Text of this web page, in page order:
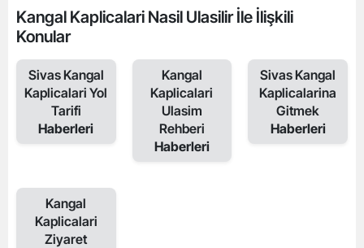
Kangal Kaplicalari Nasil Ulasilir İle İlişkili
Konular
Sivas Kangal
Kaplicalari Yol
Tarifi
Haberleri
Kangal
Kaplicalari
Ulasim
Rehberi
Haberleri
Sivas Kangal
Kaplicalarina
Gitmek
Haberleri
Kangal
Kaplicalari
Ziyaret